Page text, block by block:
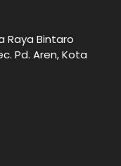
Raya Bintaro
Pd. Aren, Kota